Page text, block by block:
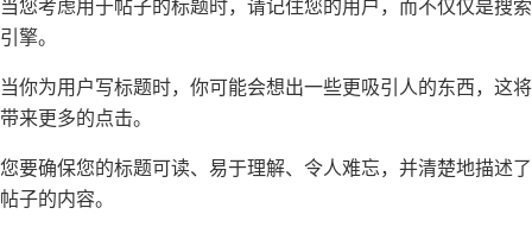
当您考虑用于帖子的标题时，请记住您的用户，而不仅仅是搜索
引擎。
当你为用户写标题时，你可能会想出一些更吸引人的东西，这将
带来更多的点击。
您要确保您的标题可读、易于理解、令人难忘，并清楚地描述了
帖子的内容。